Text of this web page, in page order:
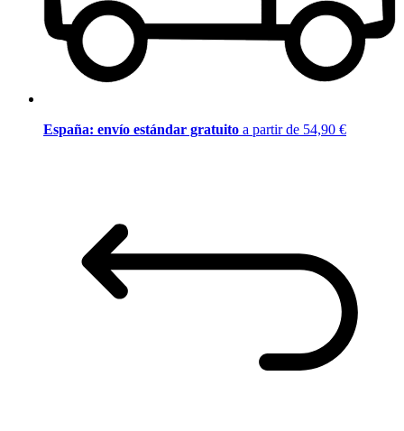
España: envío estándar gratuito a partir de 54,90 €